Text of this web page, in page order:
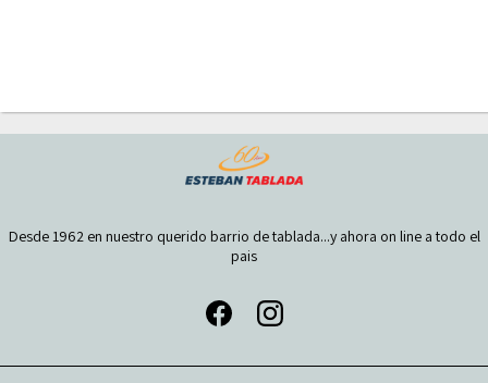
Desde 1962 en nuestro querido barrio de tablada...y ahora on line a todo el
pais